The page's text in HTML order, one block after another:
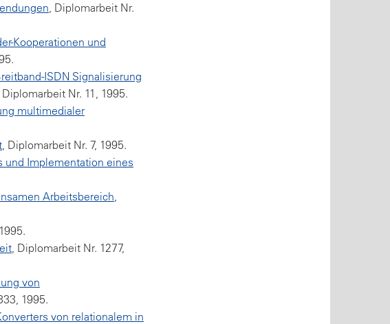
, Diplomarbeit Nr.
Kooperationen und
ISDN Signalisierung
Diplomarbeit Nr. 11, 1995.
multimedialer
, Diplomarbeit Nr. 7, 1995.
und Implementation eines
Arbeitsbereich,
, Diplomarbeit Nr. 1277,
von
1995.
von relationalem in